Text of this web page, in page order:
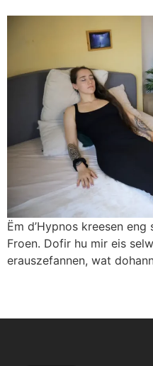
Ëm d’Hypnos kreesen
Froen. Dofir hu mir eis
erauszefannen, wat